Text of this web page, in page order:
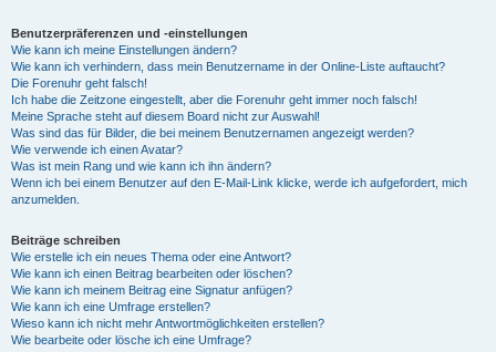
Benutzerpräferenzen und -einstellungen
Wie kann ich meine Einstellungen ändern?
Wie kann ich verhindern, dass mein Benutzername in der Online-Liste auftaucht?
Die Forenuhr geht falsch!
Ich habe die Zeitzone eingestellt, aber die Forenuhr geht immer noch falsch!
Meine Sprache steht auf diesem Board nicht zur Auswahl!
Was sind das für Bilder, die bei meinem Benutzernamen angezeigt werden?
Wie verwende ich einen Avatar?
Was ist mein Rang und wie kann ich ihn ändern?
Wenn ich bei einem Benutzer auf den E-Mail-Link klicke, werde ich aufgefordert, mich
anzumelden.
Beiträge schreiben
Wie erstelle ich ein neues Thema oder eine Antwort?
Wie kann ich einen Beitrag bearbeiten oder löschen?
Wie kann ich meinem Beitrag eine Signatur anfügen?
Wie kann ich eine Umfrage erstellen?
Wieso kann ich nicht mehr Antwortmöglichkeiten erstellen?
Wie bearbeite oder lösche ich eine Umfrage?